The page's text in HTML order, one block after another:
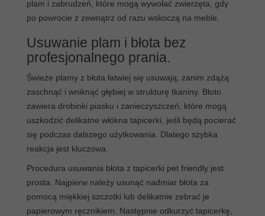
plam i zabrudzeń, które mogą wywołać zwierzęta, gdy
po powrocie z zewnątrz od razu wskoczą na meble.
Usuwanie plam i błota bez
profesjonalnego prania.
Świeże plamy z błota łatwiej się usuwają, zanim zdążą
zaschnąć i wniknąć głębiej w strukturę tkaniny. Błoto
zawiera drobinki piasku i zanieczyszczeń, które mogą
uszkodzić delikatne włókna tapicerki, jeśli będą pocierać
się podczas dalszego użytkowania. Dlatego szybka
reakcja jest kluczowa.
Procedura usuwania błota z tapicerki pet friendly jest
prosta. Najpierw należy usunąć nadmiar błota za
pomocą miękkiej szczotki lub delikatnie zebrać je
papierowym ręcznikiem. Następnie odkurzyć tapicerkę,